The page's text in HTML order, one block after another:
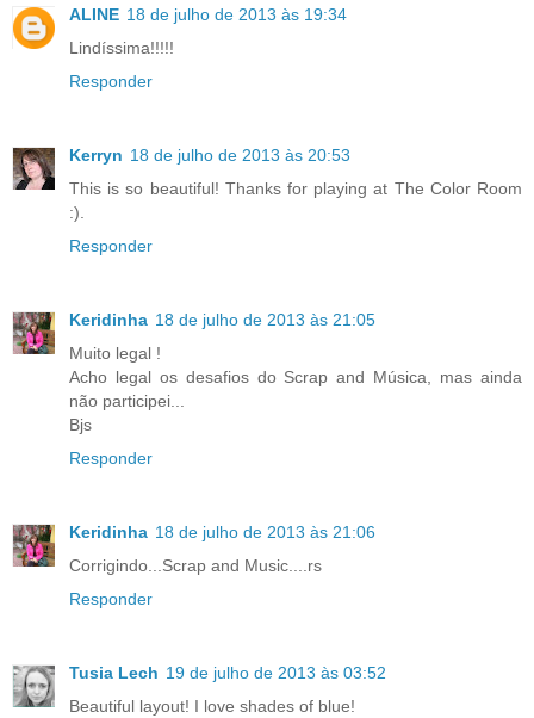
ALINE 18 de julho de 2013 às 19:34
Lindíssima!!!!!
Responder
Kerryn 18 de julho de 2013 às 20:53
This is so beautiful! Thanks for playing at The Color Room
:).
Responder
Keridinha 18 de julho de 2013 às 21:05
Muito legal !
Acho legal os desafios do Scrap and Música, mas ainda
não participei...
Bjs
Responder
Keridinha 18 de julho de 2013 às 21:06
Corrigindo...Scrap and Music....rs
Responder
Tusia Lech 19 de julho de 2013 às 03:52
Beautiful layout! I love shades of blue!